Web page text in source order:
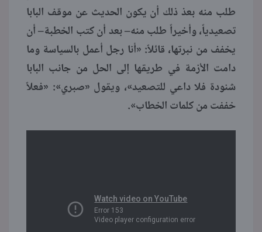
طلب منه بعذ ذلك أن يكون الحديث عن موقف البابا
تصعيدياً، وأخيراً طلب منه– بعد أن كتب الخطبة– أن
يخفف من نبرتها، قائلاً: «أنا رجل أعمل بالسياسة وما
دامت الأزمة في طريقها إلى الحل من جانب البابا
شنودة فلا داعي للتصعيد»، ويقول «صبري»: «فعلاً
خففت من كلمات الخطاب».